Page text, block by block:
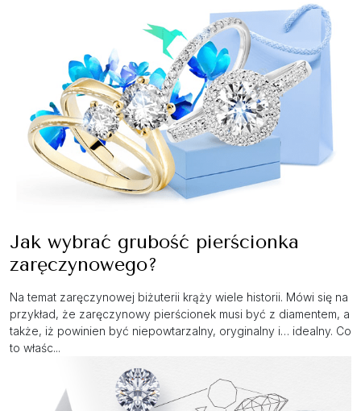
Jak wybrać grubość pierścionka
zaręczynowego?
Na temat zaręczynowej biżuterii krąży wiele historii. Mówi się na
przykład, że zaręczynowy pierścionek musi być z diamentem, a
także, iż powinien być niepowtarzalny, oryginalny i… idealny. Co
to właśc...